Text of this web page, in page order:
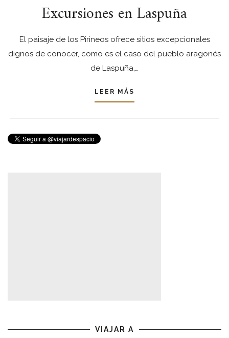
Excursiones en Laspuña
El paisaje de los Pirineos ofrece sitios excepcionales
dignos de conocer, como es el caso del pueblo aragonés
de Laspuña,…
LEER MÁS
VIAJAR A